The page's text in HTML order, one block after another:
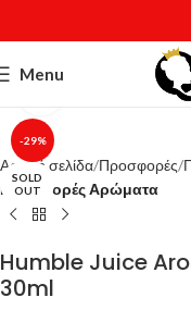
Menu
-29%
SOLD
OUT
Κάντε κλικ για
Αρχική σελίδα Προσφορές
Προσφορές Αρώματα
Humble Juice
30ml